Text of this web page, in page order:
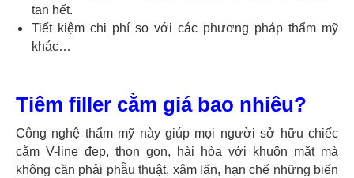
tan hết.
Tiết kiệm chi phí so với các phương pháp thẩm mỹ
khác…
Tiêm filler cằm giá bao nhiêu?
Công nghệ thẩm mỹ này giúp mọi người sở hữu chiếc
cằm V-line đẹp, thon gọn, hài hòa với khuôn mặt mà
không cần phải phẫu thuật, xâm lấn, hạn chế những biến